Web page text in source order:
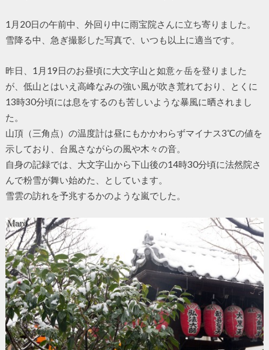
1月20日の午前中、外回り中に雨宝院さんに立ち寄りました。
雪降る中、急ぎ撮影した写真で、いつも以上に適当です。
昨日、1月19日のお昼頃に大文字山と如意ヶ岳を登りました
が、低山とはいえ高峰なみの強い風が吹き荒れており、とくに
13時30分頃には息をするのも苦しいような暴風に晒されまし
た。
山頂（三角点）の温度計は昼にもかかわらずマイナス3℃の値を
示しており、台風さながらの風や木々の音。
自身の記録では、大文字山から下山後の14時30分頃に法然院さ
んで粉雪が舞い始めた、としています。
雪雲の訪れを予兆するかのような嵐でした。